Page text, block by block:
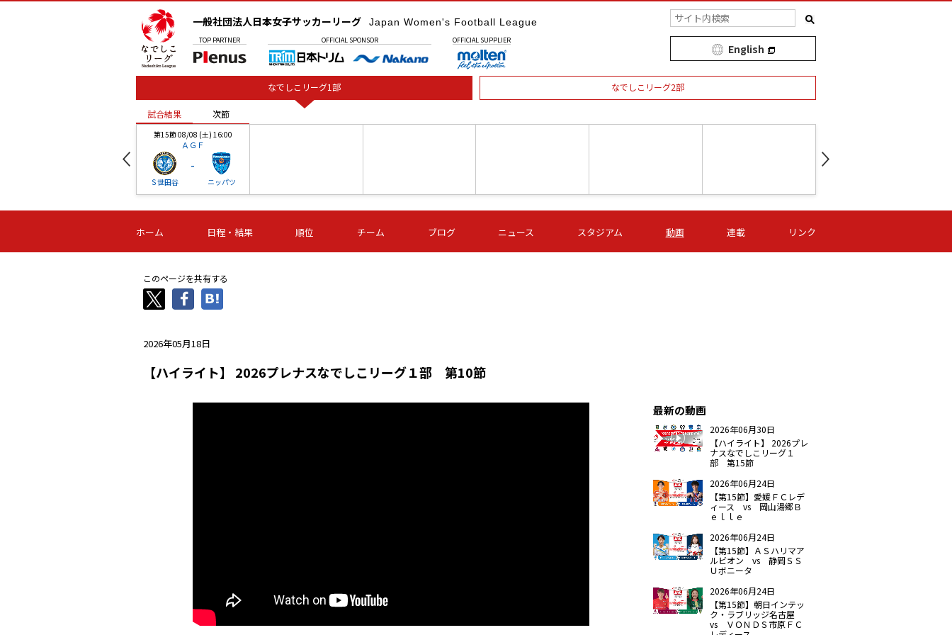
一般社団法人日本女子サッカーリーグ Japan Women's Football League
TOP PARTNER OFFICIAL SPONSOR OFFICIAL SUPPLIER
English
なでしこリーグ1部 なでしこリーグ2部
試合結果 次節
第15節 08/08 (土) 16:00
ＡＧＦ
Ｓ世田谷
-
ニッパツ
-
第16節 09/05 (土) 15:00
ニッパツ
ニッパツ
-
名古屋
第16節 09/05 (土) 15:00
石人の星
-
第16節 09/05 (土) 16:00
ＡＧＦ
-
いちご
-
第16節 09/06 (日) 15:00
-
第16節 09/06 (日) 15:00
- -
試合結果 次節
ホーム 日程・結果 順位 チーム ブログ ニュース スタジアム 動画 連載 リンク
このページを共有する
2026年05月18日
【ハイライト】 2026プレナスなでしこリーグ１部 第10節
最新の動画
2026年06月30日
【ハイライト】 2026プレ
ナスなでしこリーグ１
部 第15節
2026年06月24日
【第15節】愛媛ＦＣレデ
ィース vs 岡山湯郷Ｂ
ｅｌｌｅ
2026年06月24日
【第15節】ＡＳハリマア
ルビオン vs 静岡ＳＳ
Ｕボニータ
2026年06月24日
【第15節】朝日インテッ
ク・ラブリッジ名古屋
vs ＶＯＮＤＳ市原ＦＣ